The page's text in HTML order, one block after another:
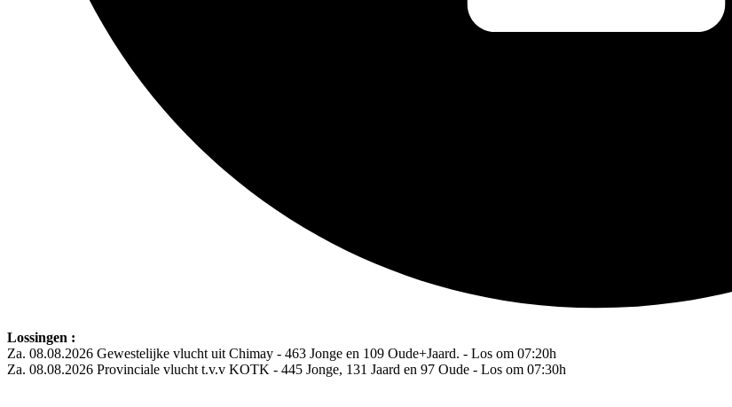
Lossingen :
Za. 08.08.2026 Gewestelijke vlucht uit Chimay - 463 Jonge en 109 Oude+Jaard. - Los om 07:20h
Za. 08.08.2026 Provinciale vlucht t.v.v KOTK - 445 Jonge, 131 Jaard en 97 Oude - Los om 07:30h